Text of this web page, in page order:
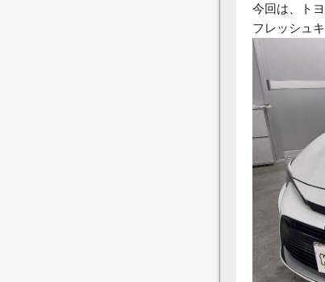
今回は、ト
フレッシュ